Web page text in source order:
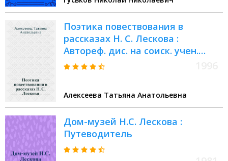
Поэтика повествования в
рассказах Н. С. Лескова :
Автореф. дис. на соиск. учен.
степ. к.филол.н. : Спец. 10.01.01
Алексеева Татьяна Анатольевна
Дом-музей Н.С. Лескова :
Путеводитель